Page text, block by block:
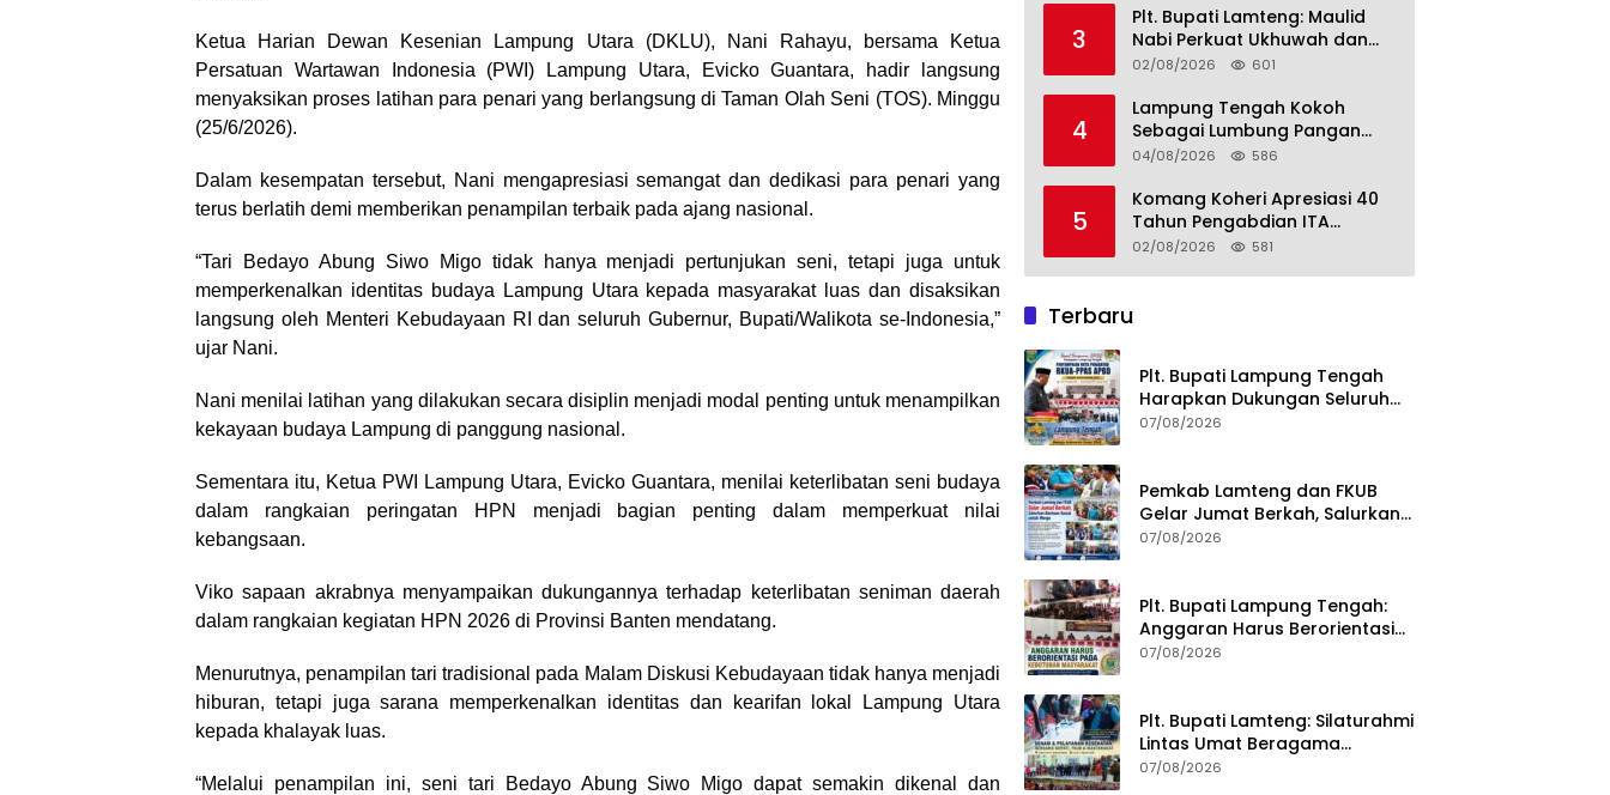
Ketua Harian Dewan Kesenian Lampung Utara (DKLU), Nani Rahayu, bersama Ketua
Persatuan Wartawan Indonesia (PWI) Lampung Utara, Evicko Guantara, hadir langsung
menyaksikan proses latihan para penari yang berlangsung di Taman Olah Seni (TOS). Minggu
(25/6/2026).
Dalam kesempatan tersebut, Nani mengapresiasi semangat dan dedikasi para penari yang
terus berlatih demi memberikan penampilan terbaik pada ajang nasional.
“Tari Bedayo Abung Siwo Migo tidak hanya menjadi pertunjukan seni, tetapi juga untuk
memperkenalkan identitas budaya Lampung Utara kepada masyarakat luas dan disaksikan
langsung oleh Menteri Kebudayaan RI dan seluruh Gubernur, Bupati/Walikota se-Indonesia,”
ujar Nani.
Nani menilai latihan yang dilakukan secara disiplin menjadi modal penting untuk menampilkan
kekayaan budaya Lampung di panggung nasional.
Sementara itu, Ketua PWI Lampung Utara, Evicko Guantara, menilai keterlibatan seni budaya
dalam rangkaian peringatan HPN menjadi bagian penting dalam memperkuat nilai
kebangsaan.
Viko sapaan akrabnya menyampaikan dukungannya terhadap keterlibatan seniman daerah
dalam rangkaian kegiatan HPN 2026 di Provinsi Banten mendatang.
Menurutnya, penampilan tari tradisional pada Malam Diskusi Kebudayaan tidak hanya menjadi
hiburan, tetapi juga sarana memperkenalkan identitas dan kearifan lokal Lampung Utara
kepada khalayak luas.
“Melalui penampilan ini, seni tari Bedayo Abung Siwo Migo dapat semakin dikenal dan
3
Plt. Bupati Lamteng: Maulid
Nabi Perkuat Ukhuwah dan
Jaga Kerukunan Umat
02/08/2026 601
4
Lampung Tengah Kokoh
Sebagai Lumbung Pangan
dan Kekuatan Perkebunan
Kemandirian Pangan adalah
Fondasi Menuju Indonesia
Emas 2045
04/08/2026 586
5
Komang Koheri Apresiasi 40
Tahun Pengabdian ITA
Optical Group untuk
02/08/2026 581
Terbaru
Plt. Bupati Lampung Tengah
Harapkan Dukungan Seluruh
Pimpinan DPRD Bahas RKUA-
07/08/2026
Pemkab Lamteng dan FKUB
Gelar Jumat Berkah, Salurkan
Bantuan Sosial untuk Warga
07/08/2026
Plt. Bupati Lampung Tengah:
Anggaran Harus Berorientasi
pada Kebutuhan Masyarakat
07/08/2026
Plt. Bupati Lamteng: Silaturahmi
Lintas Umat Beragama
Menjaga Kondusivitas Daerah
07/08/2026